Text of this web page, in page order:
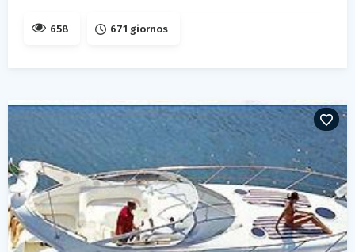
658 671 giornos